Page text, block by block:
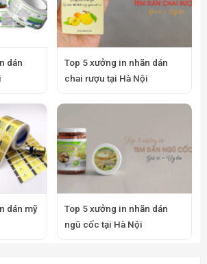
dán
Top 5 xưởng in nhãn dán
chai rượu tại Hà Nội
dán mỹ
Top 5 xưởng in nhãn dán
ngũ cốc tại Hà Nội